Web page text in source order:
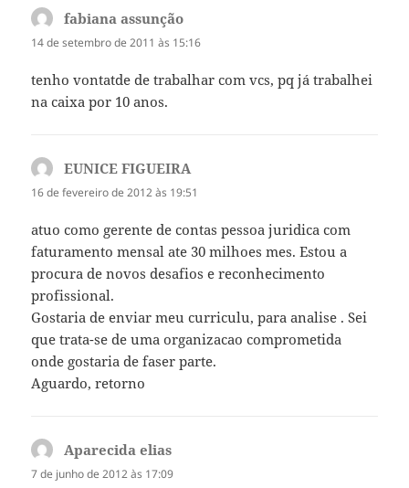
fabiana assunção
14 de setembro de 2011 às 15:16
tenho vontatde de trabalhar com vcs, pq já trabalhei
na caixa por 10 anos.
EUNICE FIGUEIRA
16 de fevereiro de 2012 às 19:51
atuo como gerente de contas pessoa juridica com
faturamento mensal ate 30 milhoes mes. Estou a
procura de novos desafios e reconhecimento
profissional.
Gostaria de enviar meu curriculu, para analise . Sei
que trata-se de uma organizacao comprometida
onde gostaria de faser parte.
Aguardo, retorno
Aparecida elias
7 de junho de 2012 às 17:09